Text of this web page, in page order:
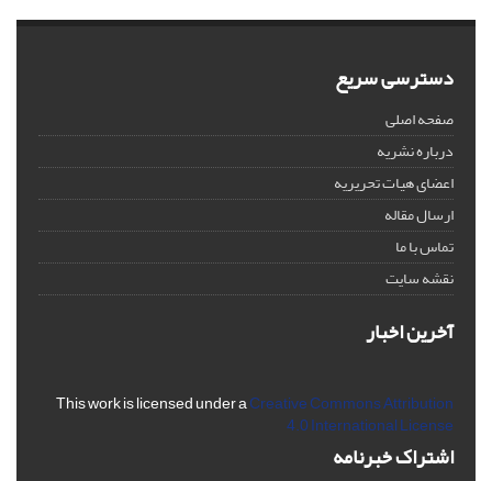
دسترسی سریع
صفحه اصلی
درباره نشریه
اعضای هیات تحریریه
ارسال مقاله
تماس با ما
نقشه سایت
آخرین اخبار
This work is licensed under aCreative Commons Attribution
4.0 International License
اشتراک خبرنامه